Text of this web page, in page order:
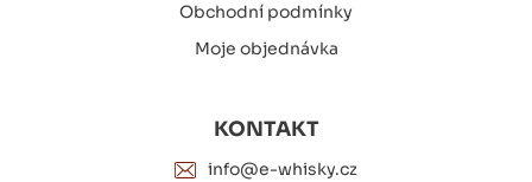
Obchodní podmínky
Moje objednávka
KONTAKT
info@e-whisky.cz